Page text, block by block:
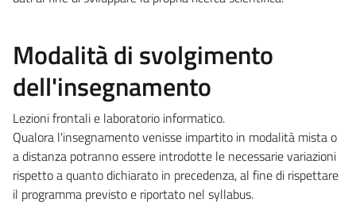
Modalità di svolgimento
dell'insegnamento
Lezioni frontali e laboratorio informatico.
Qualora l'insegnamento venisse impartito in modalità mista o
a distanza potranno essere introdotte le necessarie variazioni
rispetto a quanto dichiarato in precedenza, al fine di rispettare
il programma previsto e riportato nel syllabus.